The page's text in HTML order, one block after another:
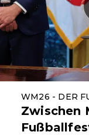
WM26 - DER
Zwischen